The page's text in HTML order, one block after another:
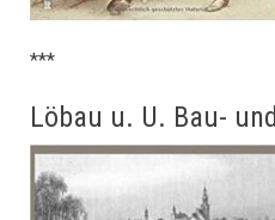
***
Löbau u. U. Bau-